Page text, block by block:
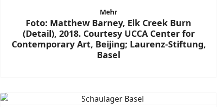
Mehr
Foto: Matthew Barney, Elk Creek Burn
(Detail), 2018. Courtesy UCCA Center for
Contemporary Art, Beijing; Laurenz-Stiftung,
Basel